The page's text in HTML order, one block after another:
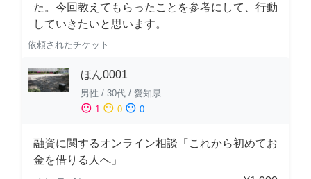
た。今回教えてもらったことを参考にして、行動
していきたいと思います。
依頼されたチケット
ほん0001
男性 / 30代 / 愛知県
sentiment_satisfied 1 sentiment_neutral 0 sentiment_dissatisfied 0
融資に関するオンライン相談「これから初めてお
金を借りる人へ」